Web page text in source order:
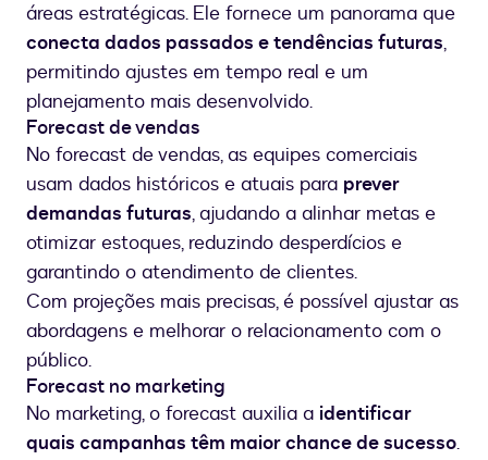
áreas estratégicas. Ele fornece um panorama que
conecta dados passados e tendências futuras,
permitindo ajustes em tempo real e um
planejamento mais desenvolvido.
Forecast de vendas
No forecast de vendas, as equipes comerciais
usam dados históricos e atuais para prever
demandas futuras, ajudando a alinhar metas e
otimizar estoques, reduzindo desperdícios e
garantindo o atendimento de clientes.
Com projeções mais precisas, é possível ajustar as
abordagens e melhorar o relacionamento com o
público.
Forecast no marketing
No marketing, o forecast auxilia a identificar
quais campanhas têm maior chance de sucesso.